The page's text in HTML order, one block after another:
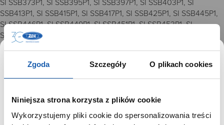
Zgoda Szczegóły O plikach cookies
Niniejsza strona korzysta z plików cookie
Wykorzystujemy pliki cookie do spersonalizowania treści
SI SSB373P1, SI SSB395P1, SI SSB397P1, SI SSB403P1, SI
SSB413P1, SI SSB415P1, SI SSB417P1, SI SSB425P1, SI SSB445P1,
SI SSB446P1, SI SSB449P1, SI SSB451P1, SI SSB453P1, SI
SSB455P1, SI SSC775P1, SI SSC801P1
Misja, wizja i wartości Grupy Zibi
Ważne daty